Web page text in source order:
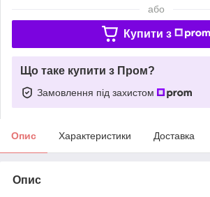
або
Купити з
Що таке купити з Пром?
Замовлення під захистом
Опис Характеристики Доставка
Опис